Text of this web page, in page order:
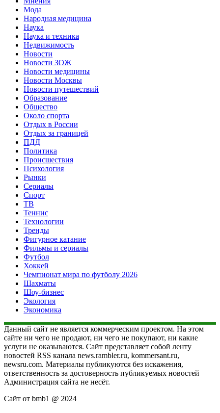
Мода
Народная медицина
Наука
Наука и техника
Недвижимость
Новости
Новости ЗОЖ
Новости медицины
Новости Москвы
Новости путешествий
Образование
Общество
Около спорта
Отдых в России
Отдых за границей
ПДД
Политика
Происшествия
Психология
Рынки
Сериалы
Спорт
ТВ
Теннис
Технологии
Тренды
Фигурное катание
Фильмы и сериалы
Футбол
Хоккей
Чемпионат мира по футболу 2026
Шахматы
Шоу-бизнес
Экология
Экономика
Данный сайт не является коммерческим проектом. На этом
сайте ни чего не продают, ни чего не покупают, ни какие
услуги не оказываются. Сайт представляет собой ленту
новостей RSS канала news.rambler.ru, kommersant.ru,
newsru.com. Материалы публикуются без искажения,
ответственность за достоверность публикуемых новостей
Администрация сайта не несёт.
Сайт от bmb1 @ 2024